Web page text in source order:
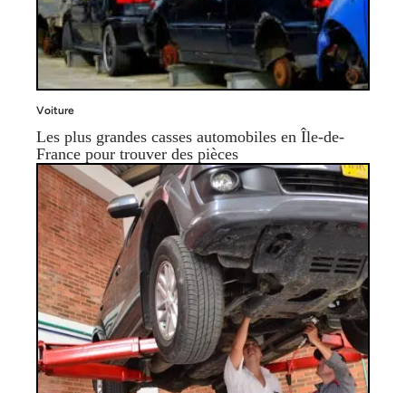
Voiture
Les plus grandes casses automobiles en Île-de-
France pour trouver des pièces